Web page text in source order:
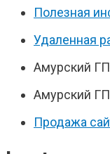
Полезная
Удаленная
Амурский
Амурский
Продажа